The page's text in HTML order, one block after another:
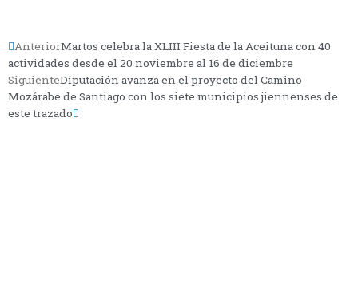
AnteriorMartos celebra la XLIII Fiesta de la Aceituna con 40
actividades desde el 20 noviembre al 16 de diciembre
SiguienteDiputación avanza en el proyecto del Camino
Mozárabe de Santiago con los siete municipios jiennenses de
este trazado